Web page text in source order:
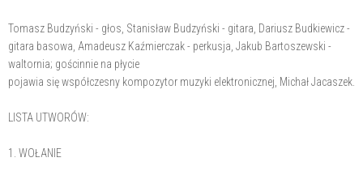
Tomasz Budzyński - głos, Stanisław Budzyński - gitara, Dariusz Budkiewicz -
gitara basowa, Amadeusz Kaźmierczak - perkusja, Jakub Bartoszewski -
waltornia; gościnnie na płycie
pojawia się współczesny kompozytor muzyki elektronicznej, Michał Jacaszek.
LISTA UTWORÓW:
1. WOŁANIE